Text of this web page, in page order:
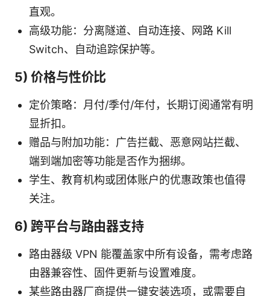
直观。
高级功能：分离隧道、自动连接、网路 Kill
Switch、自动追踪保护等。
5) 价格与性价比
定价策略：月付/季付/年付，长期订阅通常有明
显折扣。
赠品与附加功能：广告拦截、恶意网站拦截、
端到端加密等功能是否作为捆绑。
学生、教育机构或团体账户的优惠政策也值得
关注。
6) 跨平台与路由器支持
路由器级 VPN 能覆盖家中所有设备，需考虑路
由器兼容性、固件更新与设置难度。
某些路由器厂商提供一键安装选项，或需要自